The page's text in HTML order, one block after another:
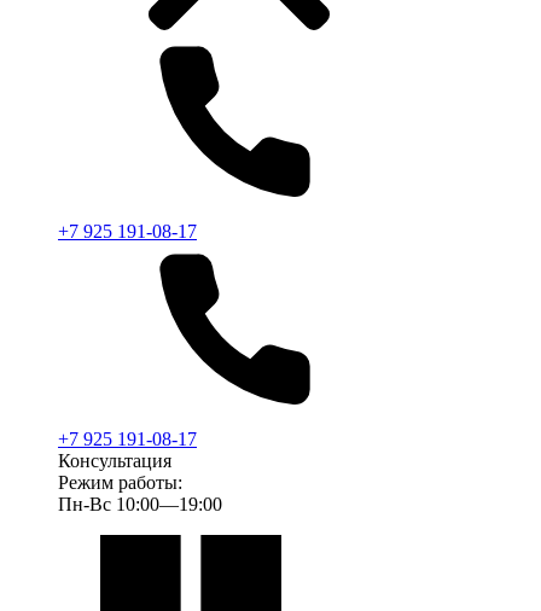
+7 925 191-08-17
+7 925 191-08-17
Консультация
Режим работы:
Пн-Вс 10:00—19:00